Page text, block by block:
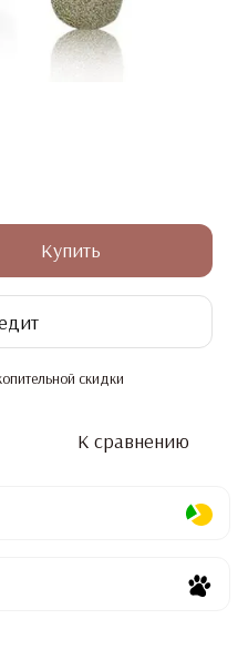
Купить
скидки
К сравнению